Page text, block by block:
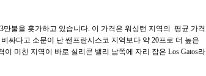
만불을 홋가하고 있습니다. 이 가격은 워싱턴 지역의 평균 가격
싸다고 소문이 난 쌘프란시스코 지역보다 약 20프로 더 높은
미친 지역이 바로 실리콘 밸리 남쪽에 자리 잡은 Los Gatos라